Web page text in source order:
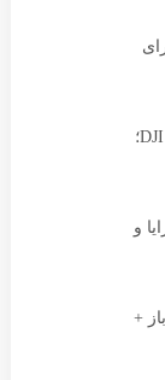
بررسی کامل دوربین DJI Osmo Action 6؛
و
+